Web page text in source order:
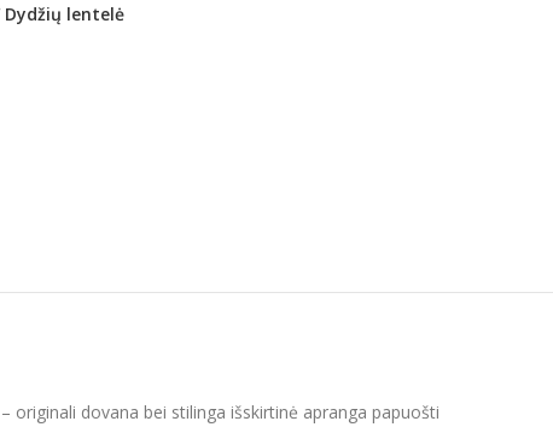
Dydžių lentelė
dovana bei stilinga išskirtinė apranga papuošti